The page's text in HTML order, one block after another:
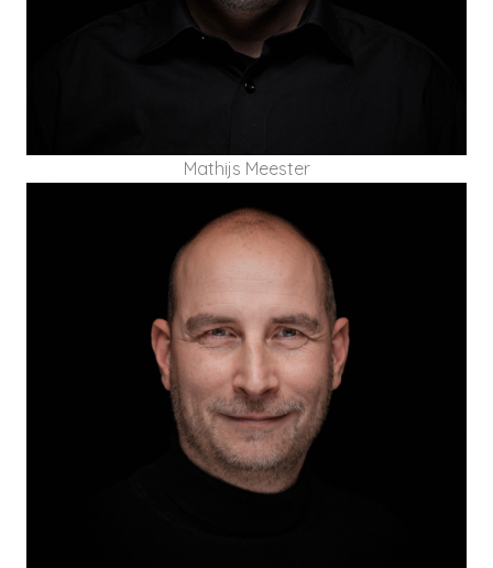
Mathijs Meester
Jeroen heeft ruim 15 jaar ervaring met het
leidinggeven aan verpleeg- en
behandelorganisaties binnen de revalidatiezorg
en de VVT en daaraan gerelateerde
veranderprocessen.